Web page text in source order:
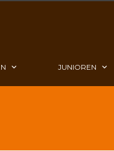
JUNIOREN